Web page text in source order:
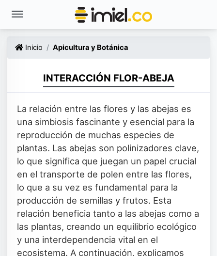
Inicio Apicultura y Botánica
INTERACCIÓN FLOR-ABEJA
La relación entre las flores y las abejas es
una simbiosis fascinante y esencial para la
reproducción de muchas especies de
plantas. Las abejas son polinizadores clave,
lo que significa que juegan un papel crucial
en el transporte de polen entre las flores,
lo que a su vez es fundamental para la
producción de semillas y frutos. Esta
relación beneficia tanto a las abejas como a
las plantas, creando un equilibrio ecológico
y una interdependencia vital en el
ecosistema. A continuación, explicamos